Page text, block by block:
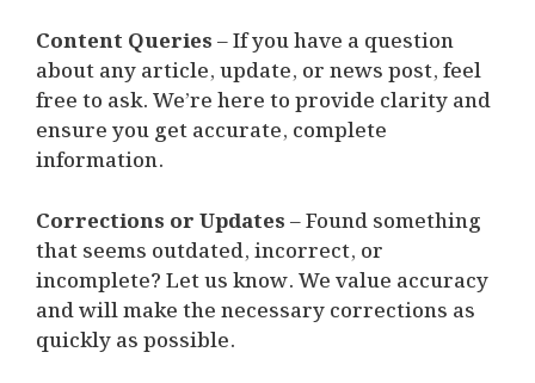
Content Queries– If you have a question
about any article, update, or news post, feel
free to ask. We’re here to provide clarity and
ensure you get accurate, complete
information.
Corrections or Updates– Found something
that seems outdated, incorrect, or
incomplete? Let us know. We value accuracy
and will make the necessary corrections as
quickly as possible.